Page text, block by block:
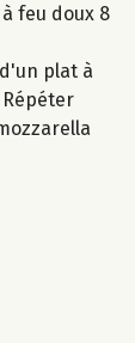
feu doux 8
plat à